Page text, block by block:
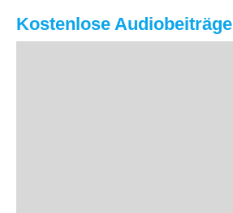
Kostenlose Audiobeiträge